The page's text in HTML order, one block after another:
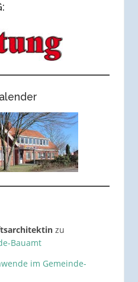
zu
Bauamt
im Gemeinde-